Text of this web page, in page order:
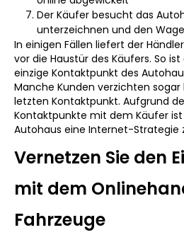
Der Käufer besucht das
unterzeichnen und den
In einigen Fällen liefert der
vor die Haustür des Käufers. So
einzige Kontaktpunkt des
Manche Kunden verzichten
letzten Kontaktpunkt. Aufgrund
Kontaktpunkte mit dem Käufer ist
Autohaus eine Internet-Strategie
Vernetzen Sie den
mit dem
Fahrzeuge